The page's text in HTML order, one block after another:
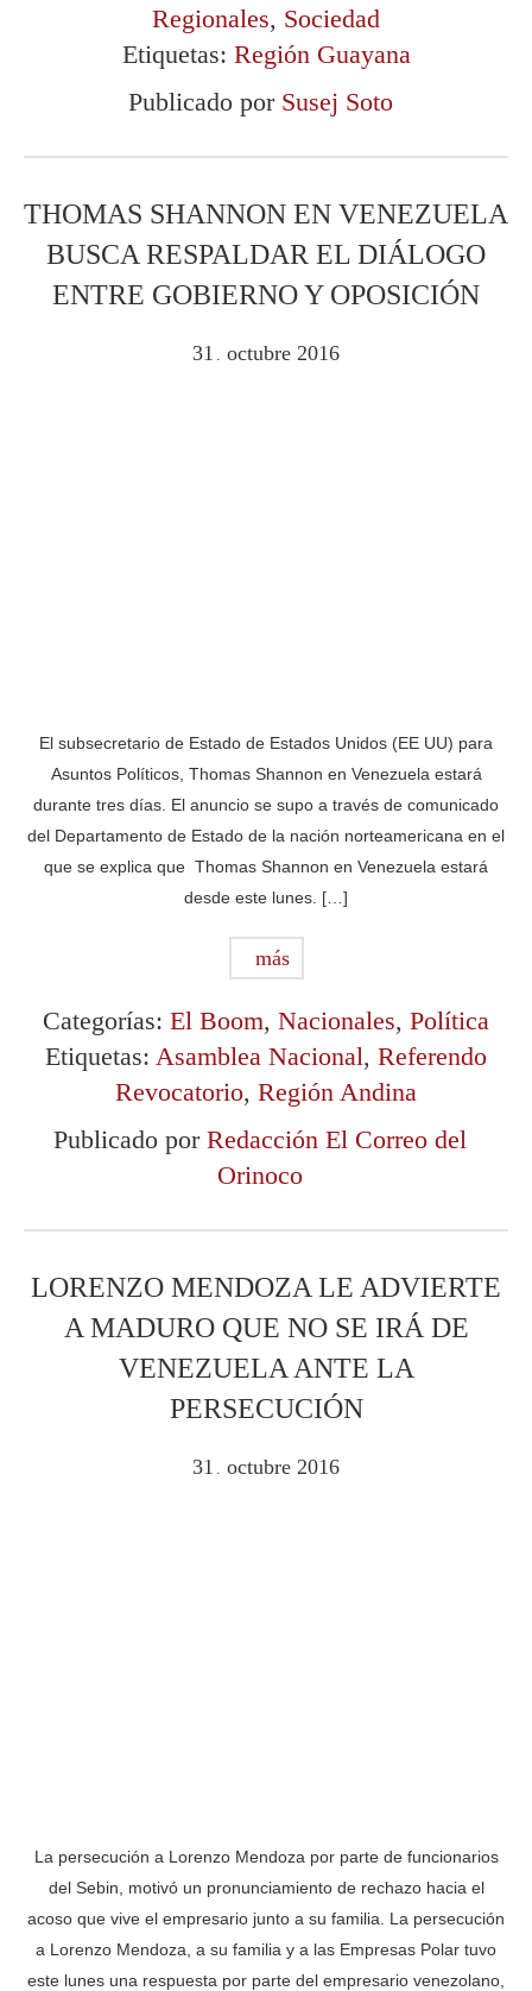
Regionales, Sociedad
Etiquetas: Región Guayana
Publicado por Susej Soto
THOMAS SHANNON EN VENEZUELA
BUSCA RESPALDAR EL DIÁLOGO
ENTRE GOBIERNO Y OPOSICIÓN
31 . octubre 2016
El subsecretario de Estado de Estados Unidos (EE UU) para
Asuntos Políticos, Thomas Shannon en Venezuela estará
durante tres días. El anuncio se supo a través de comunicado
del Departamento de Estado de la nación norteamericana en el
que se explica que Thomas Shannon en Venezuela estará
desde este lunes. […]
más
Categorías: El Boom, Nacionales, Política
Etiquetas: Asamblea Nacional, Referendo
Revocatorio, Región Andina
Publicado por Redacción El Correo del
Orinoco
LORENZO MENDOZA LE ADVIERTE
A MADURO QUE NO SE IRÁ DE
VENEZUELA ANTE LA
PERSECUCIÓN
31 . octubre 2016
La persecución a Lorenzo Mendoza por parte de funcionarios
del Sebin, motivó un pronunciamiento de rechazo hacia el
acoso que vive el empresario junto a su familia. La persecución
a Lorenzo Mendoza, a su familia y a las Empresas Polar tuvo
este lunes una respuesta por parte del empresario venezolano,